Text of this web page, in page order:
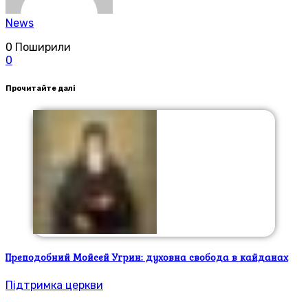
News
0 Поширили
0
Прочитайте далі
Преподобний Мойсей Угрин: духовна свобода в кайданах
Підтримка церкви